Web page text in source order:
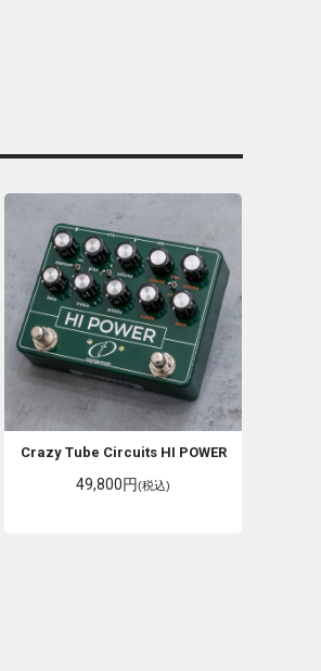
Crazy Tube Circuits HI POWER
49,800円(税込)